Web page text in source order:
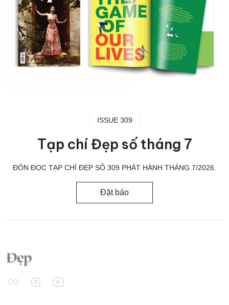
ISSUE 309
Tạp chí Đẹp số tháng 7
ĐÓN ĐỌC TẠP CHÍ ĐẸP SỐ 309 PHÁT HÀNH THÁNG 7/2026.
Đặt báo